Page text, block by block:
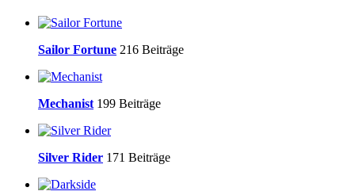
Sailor Fortune 216 Beiträge
Mechanist 199 Beiträge
Silver Rider 171 Beiträge